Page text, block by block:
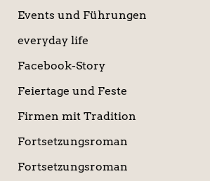
Events und Führungen
everyday life
Facebook-Story
Feiertage und Feste
Firmen mit Tradition
Fortsetzungsroman
Fortsetzungsroman